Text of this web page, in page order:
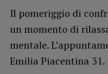
Il pomeriggio di
un momento di
mentale.
Emilia Piacentina 31.